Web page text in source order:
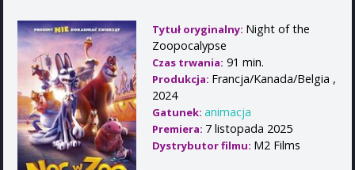
Tytuł oryginalny: Night of the
Zoopocalypse
Czas trwania: 91 min.
Produkcja: Francja/Kanada/Belgia ,
2024
Gatunek: animacja
Premiera: 7 listopada 2025
Dystrybutor filmu: M2 Films